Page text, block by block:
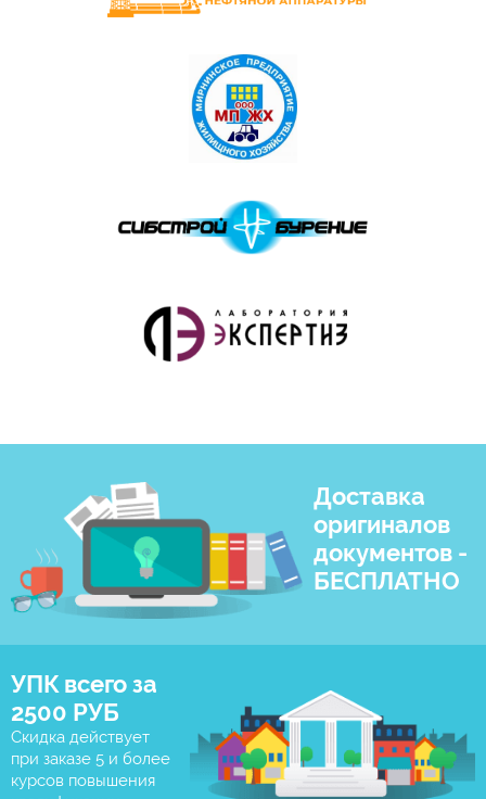
Доставка
оригиналов
документов -
БЕСПЛАТНО
УПК всего за
2500 РУБ
Скидка действует
при заказе 5 и более
курсов повышения